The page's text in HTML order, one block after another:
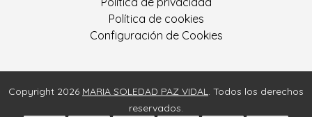
Política de cookies
Configuración de Cookies
Copyright 2026 MARIA SOLEDAD PAZ VIDAL
. Todos los derechos
reservados.